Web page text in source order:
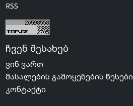
RSS
ჩვენ შესახებ
ვინ ვართ
მასალების გამოყენების წესები
კონტაქტი